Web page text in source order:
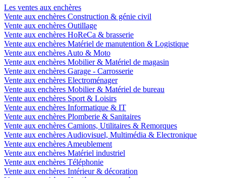
Les ventes aux enchères
Vente aux enchères Construction & génie civil
Vente aux enchères Outillage
Vente aux enchères HoReCa & brasserie
Vente aux enchères Matériel de manutention & Logistique
Vente aux enchères Auto & Moto
Vente aux enchères Mobilier & Matériel de magasin
Vente aux enchères Garage - Carrosserie
Vente aux enchères Electroménager
Vente aux enchères Mobilier & Matériel de bureau
Vente aux enchères Sport & Loisirs
Vente aux enchères Informatique & IT
Vente aux enchères Plomberie & Sanitaires
Vente aux enchères Camions, Utilitaires & Remorques
Vente aux enchères Audiovisuel, Multimédia & Electronique
Vente aux enchères Ameublement
Vente aux enchères Matériel industriel
Vente aux enchères Téléphonie
Vente aux enchères Intérieur & décoration